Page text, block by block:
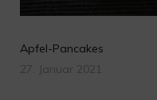
Apfel-Pancakes
27. Januar 2021